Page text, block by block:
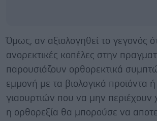
Όμως, αν αξιολογηθεί το γεγονός
ανορεκτικές κοπέλες στην
παρουσιάζουν ορθορεκτικά
εμμονή με τα βιολογικά προϊόντα
γιαουρτιών που να μην περιέχουν
η ορθορεξία θα μπορούσε να